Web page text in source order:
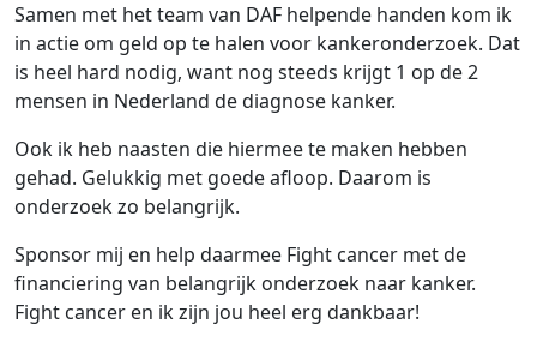
Samen met het team van DAF helpende handen kom ik
in actie om geld op te halen voor kankeronderzoek. Dat
is heel hard nodig, want nog steeds krijgt 1 op de 2
mensen in Nederland de diagnose kanker.
Ook ik heb naasten die hiermee te maken hebben
gehad. Gelukkig met goede afloop. Daarom is
onderzoek zo belangrijk.
Sponsor mij en help daarmee Fight cancer met de
financiering van belangrijk onderzoek naar kanker.
Fight cancer en ik zijn jou heel erg dankbaar!